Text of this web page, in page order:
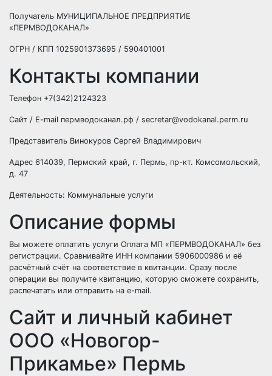
Получатель МУНИЦИПАЛЬНОЕ ПРЕДПРИЯТИЕ
«ПЕРМВОДОКАНАЛ»
ОГРН / КПП 1025901373695 / 590401001
Контакты компании
Телефон +7(342)2124323
Сайт / E-mail пермводоканал.рф / secretar@vodokanal.perm.ru
Представитель Винокуров Сергей Владимирович
Адрес 614039, Пермский край, г. Пермь, пр-кт. Комсомольский,
д. 47
Деятельность: Коммунальные услуги
Описание формы
Вы можете оплатить услуги Оплата МП «ПЕРМВОДОКАНАЛ» без
регистрации. Сравнивайте ИНН компании 5906000986 и её
расчётный счёт на соответствие в квитанции. Сразу после
операции вы получите квитанцию, которую сможете сохранить,
распечатать или отправить на e-mail.
Сайт и личный кабинет
ООО «Новогор-
Прикамье» Пермь